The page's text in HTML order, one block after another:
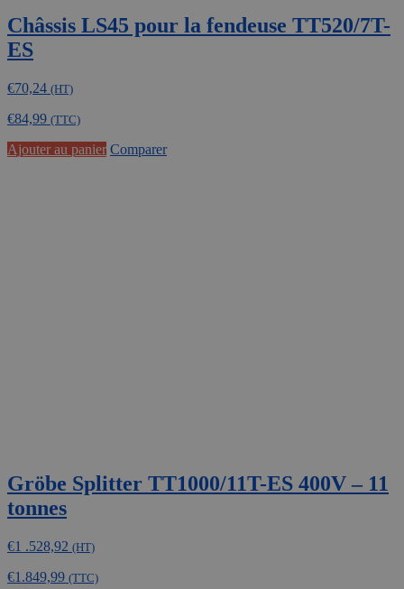
Châssis LS45 pour la fendeuse TT520/7T-
ES
€70,24 (HT)
€84,99 (TTC)
Ajouter au panier Comparer
Gröbe Splitter TT1000/11T-ES 400V – 11
tonnes
€1 .528,92 (HT)
€1.849,99 (TTC)